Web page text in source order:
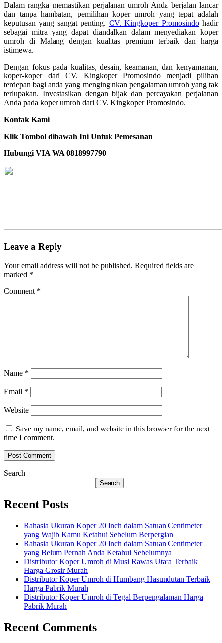
Dalam rangka memastikan perjalanan umroh Anda berjalan lancar
dan tanpa hambatan, pemilihan koper umroh yang tepat adalah
keputusan yang sangat penting. CV. Kingkoper Promosindohadir
sebagai mitra yang dapat diandalkan dalam menyediakan koper
umroh di Malang dengan kualitas premium terbaik dan harga
istimewa.
Dengan fokus pada kualitas, desain, keamanan, dan kenyamanan,
koper-koper dari CV. Kingkoper Promosindo menjadi pilihan
terdepan bagi anda yang menginginkan pengalaman umroh yang tak
terlupakan. Investasikan dengan bijak dan percayakan perjalanan
Anda pada koper umroh dari CV. Kingkoper Promosindo.
Kontak Kami
Klik Tombol dibawah Ini Untuk Pemesanan
Hubungi VIA WA 0818997790
Leave a Reply
Your email address will not be published. Required fields are
marked *
Comment *
Name *
Email *
Website
Save my name, email, and website in this browser for the next
time I comment.
Search
Search
Recent Posts
Rahasia Ukuran Koper 20 Inch dalam Satuan Centimeter
yang Wajib Kamu Ketahui Sebelum Berpergian
Rahasia Ukuran Koper 20 Inch dalam Satuan Centimeter
yang Belum Pernah Anda Ketahui Sebelumnya
Distributor Koper Umroh di Musi Rawas Utara Terbaik
Harga Grosir Murah
Distributor Koper Umroh di Humbang Hasundutan Terbaik
Harga Pabrik Murah
Distributor Koper Umroh di Tegal Berpengalaman Harga
Pabrik Murah
Recent Comments